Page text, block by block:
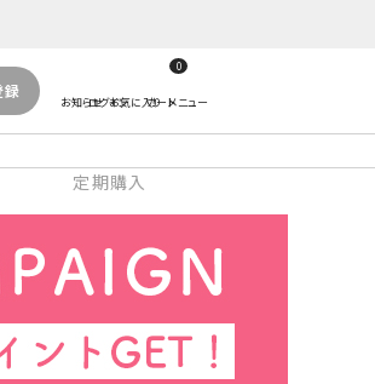
録
0
定期購入